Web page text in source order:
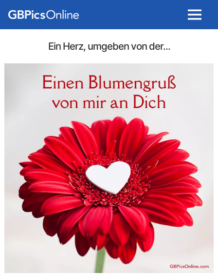
Menu
Ein Herz, umgeben von der...